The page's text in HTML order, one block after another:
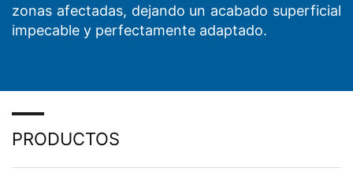
zonas afectadas, dejando un acabado superficial
impecable y perfectamente adaptado.
PRODUCTOS